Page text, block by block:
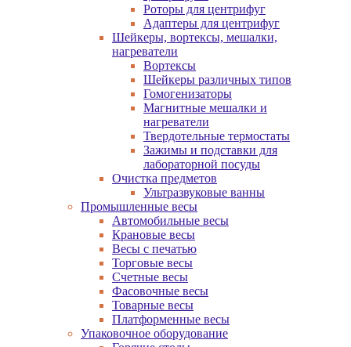
Роторы для центрифуг
Адаптеры для центрифуг
Шейкеры, вортексы, мешалки,
нагреватели
Вортексы
Шейкеры различных типов
Гомогенизаторы
Магнитные мешалки и
нагреватели
Твердотельные термостаты
Зажимы и подставки для
лабораторной посуды
Очистка предметов
Ультразвуковые ванны
Промышленные весы
Автомобильные весы
Крановые весы
Весы с печатью
Торговые весы
Счетные весы
Фасовочные весы
Товарные весы
Платформенные весы
Упаковочное оборудование